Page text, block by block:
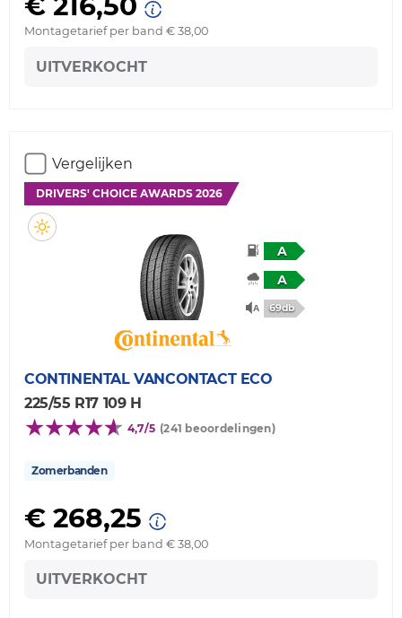
Montagetarief per band € 38,00
UITVERKOCHT
Vergelijken
DRIVERS' CHOICE AWARDS 2026
A
A
69db
CONTINENTAL VANCONTACT ECO
225/55 R17 109 H
4,7/5 (241 beoordelingen)
Zomerbanden
€ 268,25
Montagetarief per band € 38,00
UITVERKOCHT